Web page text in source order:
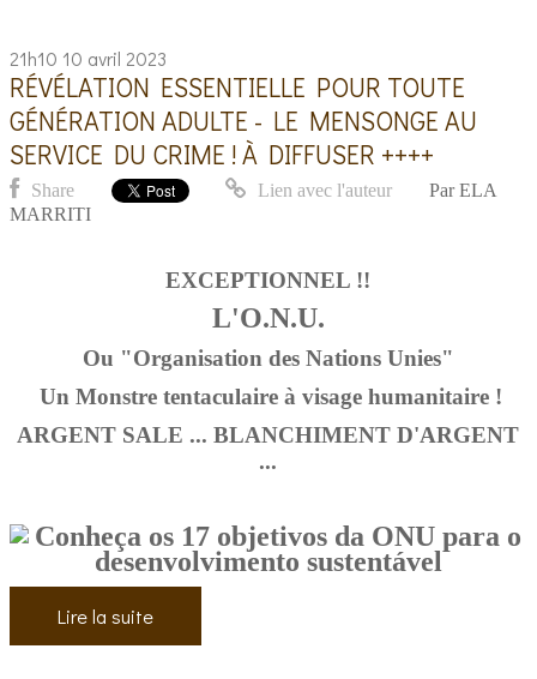
21h10 10 avril 2023
RÉVÉLATION ESSENTIELLE POUR TOUTE
GÉNÉRATION ADULTE - LE MENSONGE AU
SERVICE DU CRIME ! À DIFFUSER ++++
Share Lien avec l'auteur Par ELA
MARRITI
EXCEPTIONNEL !!
L'O.N.U.
Ou "Organisation des Nations Unies"
Un Monstre tentaculaire à visage humanitaire !
ARGENT SALE ... BLANCHIMENT D'ARGENT
...
Lire la suite